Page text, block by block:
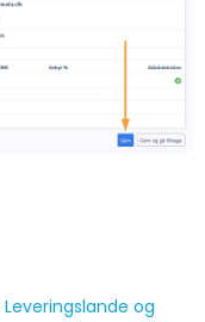
Leveringslande og